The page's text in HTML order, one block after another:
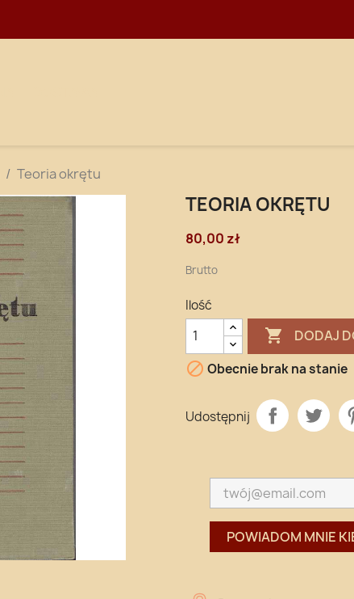
Teoria okrętu
TEORIA OKRĘTU
80,00 zł
Brutto
Ilość
 DODAJ
 Obecnie brak na stanie
Udostępnij
POWIADOM MNIE